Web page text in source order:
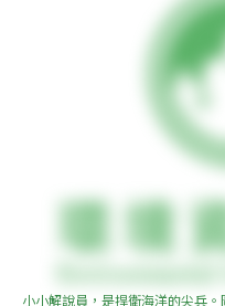
小小解說員，是捍衛海洋的尖兵